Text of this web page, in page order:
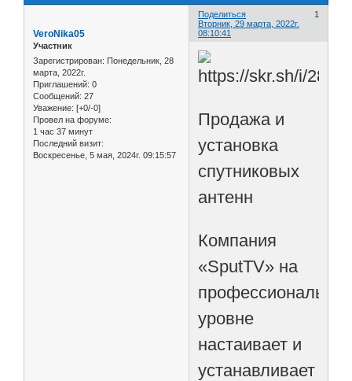
Поделиться
1
Вторник, 29 марта, 2022г.
08:10:41
VeroNika05
Участник
Зарегистрирован: Понедельник, 28
марта, 2022г.
Приглашений: 0
Сообщений: 27
Уважение: [+0/-0]
Провел на форуме:
1 час 37 минут
Последний визит:
Воскресенье, 5 мая, 2024г. 09:15:57
Продажа и
установка
спутниковых
антенн
Компания
«SputTV» на
уровне
настаивает и
устанавливает